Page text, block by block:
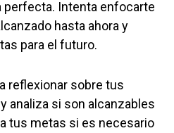
perfecta. Intenta enfocarte
hasta ahora y
para el futuro.
reflexionar sobre tus
analiza si son alcanzables
tus metas si es necesario